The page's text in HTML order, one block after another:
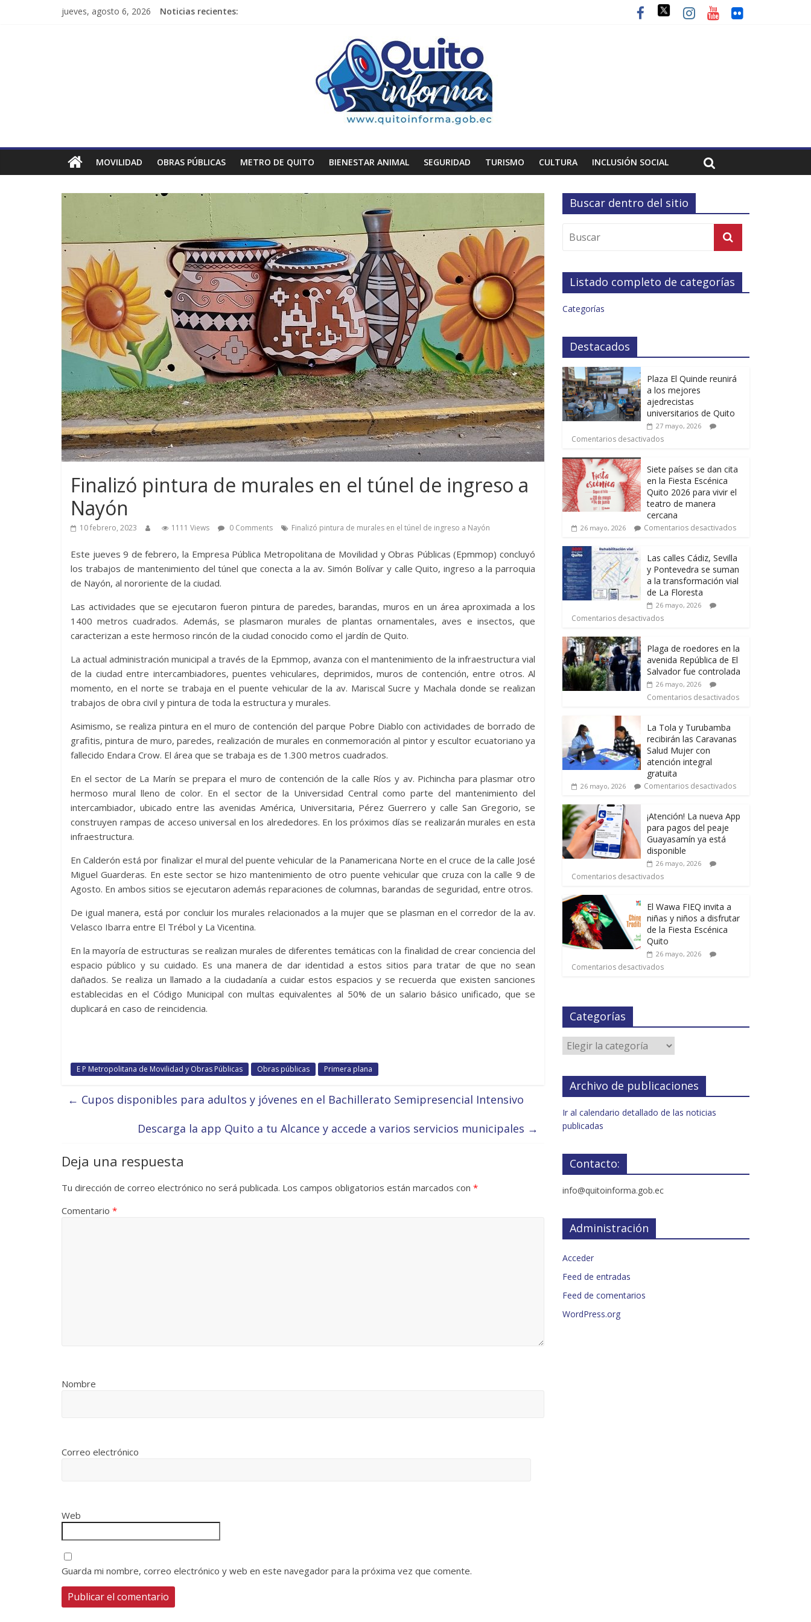
jueves, agosto 6, 2026 Noticias recientes:
MOVILIDAD OBRAS PÚBLICAS METRO DE QUITO BIENESTAR ANIMAL SEGURIDAD TURISMO CULTURA INCLUSIÓN SOCIAL
Finalizó pintura de murales en el túnel de ingreso a
Nayón
10 febrero, 2023 1111 Views 0 Comments Finalizó pintura de murales en el túnel de ingreso a Nayón
Este jueves 9 de febrero, la Empresa Pública Metropolitana de Movilidad y Obras Públicas (Epmmop) concluyó
los trabajos de mantenimiento del túnel que conecta a la av. Simón Bolívar y calle Quito, ingreso a la parroquia
de Nayón, al nororiente de la ciudad.
Las actividades que se ejecutaron fueron pintura de paredes, barandas, muros en un área aproximada a los
1400 metros cuadrados. Además, se plasmaron murales de plantas ornamentales, aves e insectos, que
caracterizan a este hermoso rincón de la ciudad conocido como el jardín de Quito.
La actual administración municipal a través de la Epmmop, avanza con el mantenimiento de la infraestructura vial
de la ciudad entre intercambiadores, puentes vehiculares, deprimidos, muros de contención, entre otros. Al
momento, en el norte se trabaja en el puente vehicular de la av. Mariscal Sucre y Machala donde se realizan
trabajos de obra civil y pintura de toda la estructura y murales.
Asimismo, se realiza pintura en el muro de contención del parque Pobre Diablo con actividades de borrado de
grafitis, pintura de muro, paredes, realización de murales en conmemoración al pintor y escultor ecuatoriano ya
fallecido Endara Crow. El área que se trabaja es de 1.300 metros cuadrados.
En el sector de La Marín se prepara el muro de contención de la calle Ríos y av. Pichincha para plasmar otro
hermoso mural lleno de color. En el sector de la Universidad Central como parte del mantenimiento del
intercambiador, ubicado entre las avenidas América, Universitaria, Pérez Guerrero y calle San Gregorio, se
construyen rampas de acceso universal en los alrededores. En los próximos días se realizarán murales en esta
infraestructura.
En Calderón está por finalizar el mural del puente vehicular de la Panamericana Norte en el cruce de la calle José
Miguel Guarderas. En este sector se hizo mantenimiento de otro puente vehicular que cruza con la calle 9 de
Agosto. En ambos sitios se ejecutaron además reparaciones de columnas, barandas de seguridad, entre otros.
De igual manera, está por concluir los murales relacionados a la mujer que se plasman en el corredor de la av.
Velasco Ibarra entre El Trébol y La Vicentina.
En la mayoría de estructuras se realizan murales de diferentes temáticas con la finalidad de crear conciencia del
espacio público y su cuidado. Es una manera de dar identidad a estos sitios para tratar de que no sean
dañados. Se realiza un llamado a la ciudadanía a cuidar estos espacios y se recuerda que existen sanciones
establecidas en el Código Municipal con multas equivalentes al 50% de un salario básico unificado, que se
duplicará en caso de reincidencia.
E P Metropolitana de Movilidad y Obras Públicas Obras públicas Primera plana
← Cupos disponibles para adultos y jóvenes en el Bachillerato Semipresencial Intensivo
Descarga la app Quito a tu Alcance y accede a varios servicios municipales →
Deja una respuesta
Tu dirección de correo electrónico no será publicada. Los campos obligatorios están marcados con *
Comentario *
Nombre
Correo electrónico
Web
Guarda mi nombre, correo electrónico y web en este navegador para la próxima vez que comente.
Buscar dentro del sitio
Listado completo de categorías
Categorías
Destacados
Plaza El Quinde reunirá
a los mejores
ajedrecistas
universitarios de Quito
27 mayo, 2026
Comentarios desactivados
Siete países se dan cita
en la Fiesta Escénica
Quito 2026 para vivir el
teatro de manera
cercana
26 mayo, 2026 Comentarios desactivados
Las calles Cádiz, Sevilla
y Pontevedra se suman
a la transformación vial
de La Floresta
26 mayo, 2026
Comentarios desactivados
Plaga de roedores en la
avenida República de El
Salvador fue controlada
26 mayo, 2026
Comentarios desactivados
La Tola y Turubamba
recibirán las Caravanas
Salud Mujer con
atención integral
gratuita
26 mayo, 2026 Comentarios desactivados
¡Atención! La nueva App
para pagos del peaje
Guayasamín ya está
disponible
26 mayo, 2026
Comentarios desactivados
El Wawa FIEQ invita a
niñas y niños a disfrutar
de la Fiesta Escénica
Quito
26 mayo, 2026
Comentarios desactivados
Categorías
Archivo de publicaciones
Ir al calendario detallado de las noticias
publicadas
Contacto:
info@quitoinforma.gob.ec
Administración
Acceder
Feed de entradas
Feed de comentarios
WordPress.org